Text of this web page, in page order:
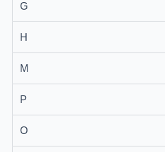
G
H
M
P
O